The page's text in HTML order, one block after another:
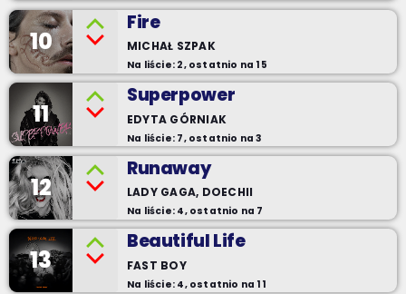
10
Fire
MICHAŁ SZPAK
Na liście: 2, ostatnio na 15
11
Superpower
EDYTA GÓRNIAK
Na liście: 7, ostatnio na 3
12
Runaway
LADY GAGA, DOECHII
Na liście: 4, ostatnio na 7
13
Beautiful Life
FAST BOY
Na liście: 4, ostatnio na 11